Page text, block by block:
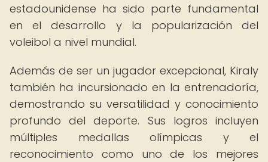
estadounidense ha sido parte fundamental
en el desarrollo y la popularización del
voleibol a nivel mundial.
Además de ser un jugador excepcional, Kiraly
también ha incursionado en la entrenadoría,
demostrando su versatilidad y conocimiento
profundo del deporte. Sus logros incluyen
múltiples medallas olímpicas y el
reconocimiento como uno de los mejores